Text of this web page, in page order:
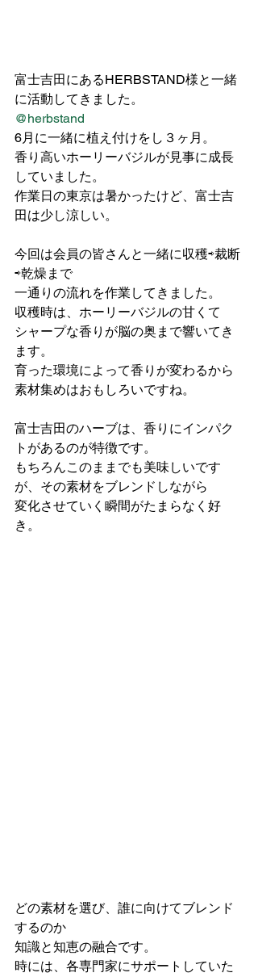
富士吉田にあるHERBSTAND様と一緒
に活動してきました。
@herbstand
6月に一緒に植え付けをし３ヶ月。
香り高いホーリーバジルが見事に成長
していました。
作業日の東京は暑かったけど、富士吉
田は少し涼しい。
⁡今回は会員の皆さんと一緒に収穫⇨裁断
⇨乾燥まで
一通りの流れを作業してきました。
収穫時は、ホーリーバジルの甘くて
シャープな香りが脳の奥まで響いてき
ます。
育った環境によって香りが変わるから
素材集めはおもしろいですね。
⁡富士吉田のハーブは、香りにインパク
トがあるのが特徴です。
もちろんこのままでも美味しいです
が、その素材をブレンドしながら
変化させていく瞬間がたまらなく好
き。
どの素材を選び、誰に向けてブレンド
するのか
知識と知恵の融合です。
時には、各専門家にサポートしていた